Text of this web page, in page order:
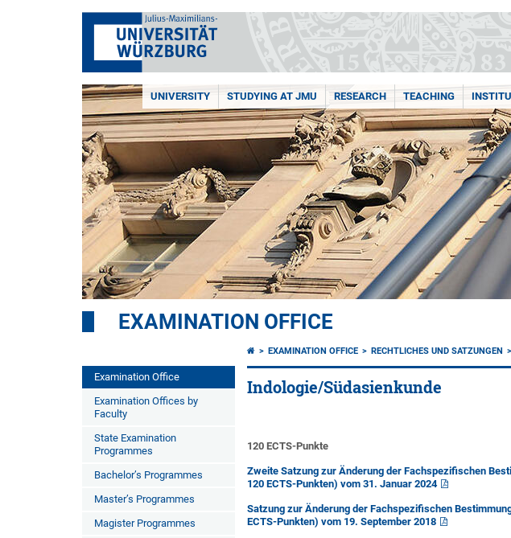
UNIVERSITY STUDYING AT JMU RESEARCH TEACHING
EXAMINATION OFFICE
Examination Office
Examination Offices by
Faculty
State Examination
Programmes
Bachelor’s Programmes
Master’s Programmes
Magister Programmes
EXAMINATION OFFICE RECHTLICHES UND SATZUNGEN
Indologie/Südasienkunde
120 ECTS-Punkte
Zweite Satzung zur Änderung der Fachspezifischen
120 ECTS-Punkten) vom 31. Januar 2024
Satzung zur Änderung der Fachspezifischen
ECTS-Punkten) vom 19. September 2018